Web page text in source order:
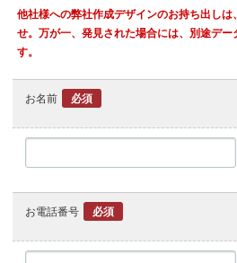
他社様への弊社作成デザインのお持ち出し
せ。万が一、発見された場合には、別途デ
す。
お名前 必須
お電話番号 必須